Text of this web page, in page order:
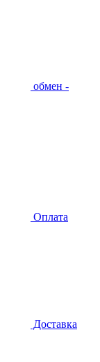
обмен -
Оплата
Доставка